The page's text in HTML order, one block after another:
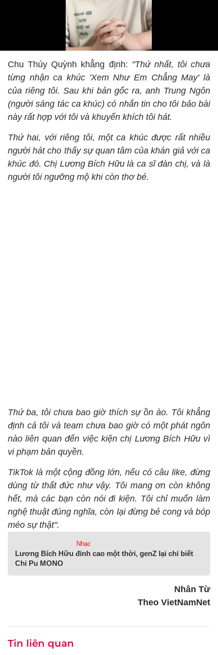
Chu Thúy Quỳnh khẳng định: "Thứ nhất, tôi chưa
từng nhận ca khúc 'Xem Như Em Chẳng May' là
của riêng tôi. Sau khi bản gốc ra, anh Trung Ngôn
(người sáng tác ca khúc) có nhắn tin cho tôi bảo bài
này rất hợp với tôi và khuyến khích tôi hát.
Thứ hai, với riêng tôi, một ca khúc được rất nhiều
người hát cho thấy sự quan tâm của khán giả với ca
khúc đó. Chị Lương Bích Hữu là ca sĩ đàn chị, và là
người tôi ngưỡng mộ khi còn thơ bé.
Thứ ba, tôi chưa bao giờ thích sự ồn ào. Tôi khẳng
định cả tôi và team chưa bao giờ có một phát ngôn
nào liên quan đến việc kiện chị Lương Bích Hữu vì
vi phạm bản quyền.
TikTok là một cộng đồng lớn, nếu có câu like, đừng
dùng từ thất đức như vậy. Tôi mang ơn còn không
hết, mà các bạn còn nói đi kiện. Tôi chỉ muốn làm
nghệ thuật đúng nghĩa, còn lại đừng bẻ cong và bóp
méo sự thật".
Nhạc
Lương Bích Hữu đỉnh cao một thời, genZ lại chỉ biết
Chi Pu MONO
Nhân Từ
Theo VietNamNet
Tin liên quan